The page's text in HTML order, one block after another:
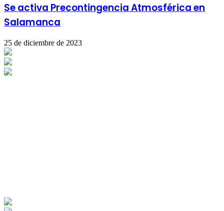
Se activa Precontingencia Atmosférica en
Salamanca
25 de diciembre de 2023